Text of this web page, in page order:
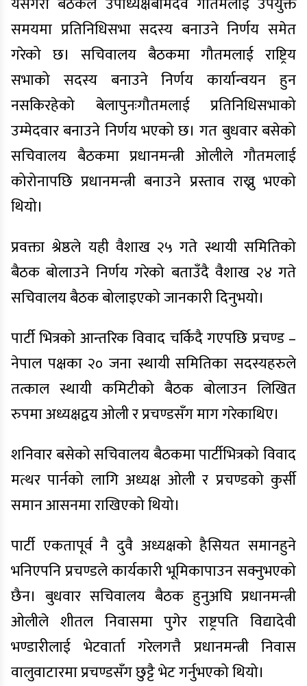
समयमा प्रतिनिधिसभा सदस्य बनाउने निर्णय समेत
गरेको छ। सचिवालय बैठकमा गौतमलाई राष्ट्रिय
सभाको सदस्य बनाउने निर्णय कार्यान्वयन हुन
नसकिरहेको बेलापुनःगौतमलाई प्रतिनिधिसभाको
उम्मेदवार बनाउने निर्णय भएको छ। गत बुधवार बसेको
सचिवालय बैठकमा प्रधानमन्त्री ओलीले गौतमलाई
कोरोनापछि प्रधानमन्त्री बनाउने प्रस्ताव राख्नु भएको
थियो।
प्रवक्ता श्रेष्ठले यही वैशाख २५ गते स्थायी समितिको
बैठक बोलाउने निर्णय गरेको बताउँदै वैशाख २४ गते
सचिवालय बैठक बोलाइएको जानकारी दिनुभयो।
पार्टी भित्रको आन्तरिक विवाद चर्किदै गएपछि प्रचण्ड –
नेपाल पक्षका २० जना स्थायी समितिका सदस्यहरुले
तत्काल स्थायी कमिटीको बैठक बोलाउन लिखित
रुपमा अध्यक्षद्वय ओली र प्रचण्डसँग माग गरेकाथिए।
शनिवार बसेको सचिवालय बैठकमा पार्टीभित्रको विवाद
मत्थर पार्नको लागि अध्यक्ष ओली र प्रचण्डको कुर्सी
समान आसनमा राखिएको थियो।
पार्टी एकतापूर्व नै दुवै अध्यक्षको हैसियत समानहुने
भनिएपनि प्रचण्डले कार्यकारी भूमिकापाउन सक्नुभएको
छैन। बुधवार सचिवालय बैठक हुनुअघि प्रधानमन्त्री
ओलीले शीतल निवासमा पुगेर राष्ट्रपति विद्यादेवी
भण्डारीलाई भेटवार्ता गरेलगत्तै प्रधानमन्त्री निवास
वालुवाटारमा प्रचण्डसँग छुट्टै भेट गर्नुभएको थियो।